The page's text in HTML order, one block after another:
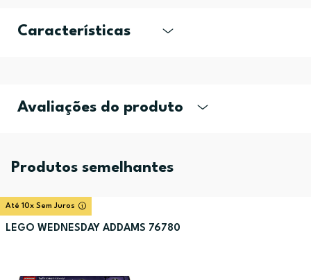
Características
Avaliações do produto
Produtos semelhantes
Até 10x Sem Juros
LEGO WEDNESDAY ADDAMS 76780